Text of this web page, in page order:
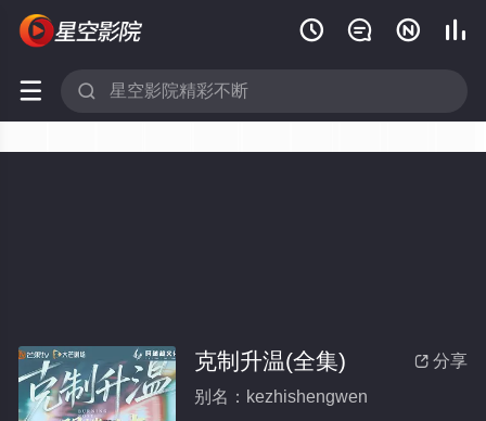
   
 
 分享
克制升温(全集)
别名：kezhishengwen